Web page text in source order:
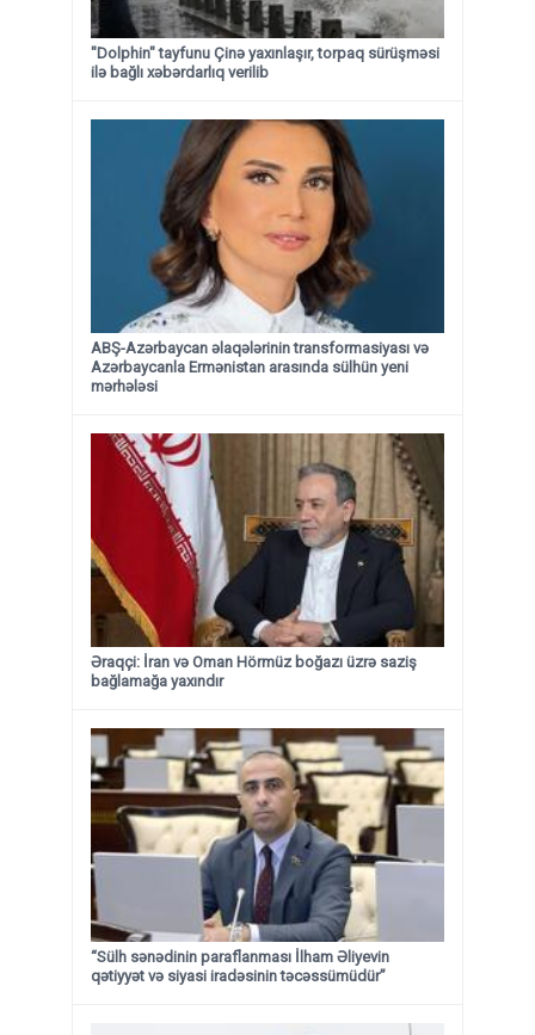
"Dolphin" tayfunu Çinə yaxınlaşır, torpaq sürüşməsi
ilə bağlı xəbərdarlıq verilib
ABŞ-Azərbaycan əlaqələrinin transformasiyası və
Azərbaycanla Ermənistan arasında sülhün yeni
mərhələsi
Əraqçi: İran və Oman Hörmüz boğazı üzrə saziş
bağlamağa yaxındır
“Sülh sənədinin paraflanması İlham Əliyevin
qətiyyət və siyasi iradəsinin təcəssümüdür”